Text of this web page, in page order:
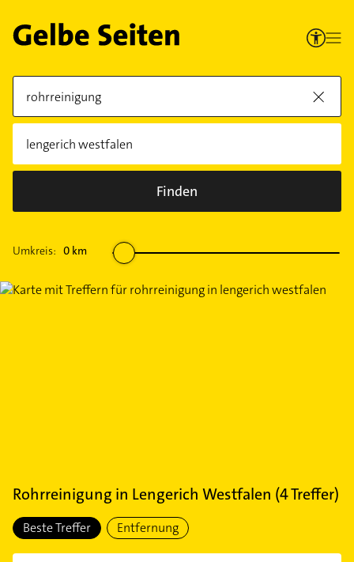
Finden
Umkreis: 0 km
Rohrreinigung in Lengerich Westfalen (4Treffer)
Beste Treffer Entfernung